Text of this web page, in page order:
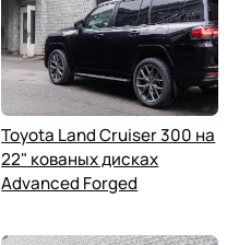
Toyota Land Cruiser 300 на
22" кованых дисках
Advanced Forged